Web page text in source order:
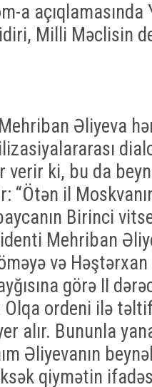
a açıqlamasında
Milli Məclisin
Əliyeva
verir ki, bu da
“Ötən il
Birinci
Mehriban
və
görə II
Olqa ordeni ilə
alır. Bununla
Əliyevanın
qiymətin